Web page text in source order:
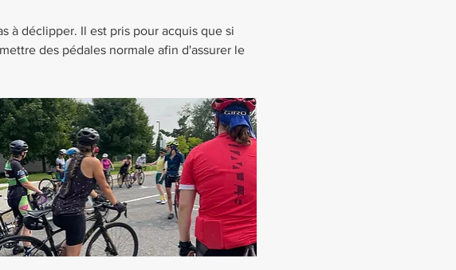
à déclipper. Il est pris pour acquis que si
des pédales normale afin d'assurer le